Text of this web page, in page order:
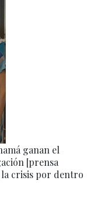
ganan el
[prensa
la crisis por dentro